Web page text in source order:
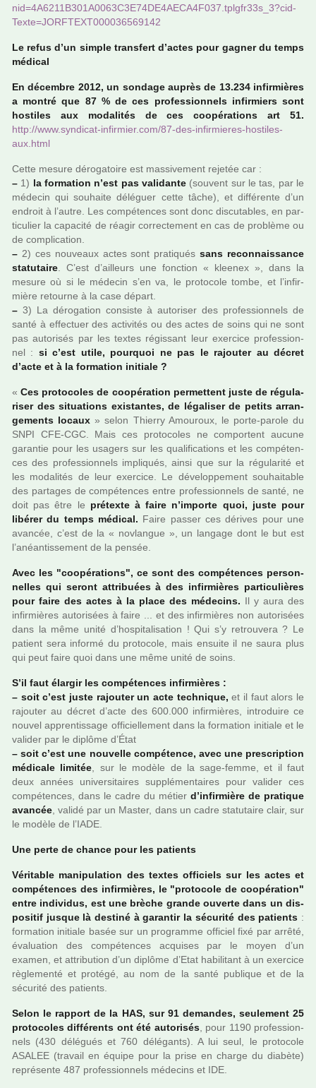
nid=4A6211B301A0063C3E74­DE4AE­CA4F037.tplg­fr33s_3?cid­
Texte=JORFTEXT000036569142
Le refus d’un simple trans­fert d’actes pour gagner du temps
médi­cal
En décem­bre 2012, un son­dage auprès de 13.234 infir­miè­res
a montré que 87 % de ces pro­fes­sion­nels infir­miers sont
hos­ti­les aux moda­li­tés de ces coo­pé­ra­tions art 51.
http://www.syn­di­cat-infir­mier.com/87-des-infir­mie­res-hos­ti­les-
aux.html
Cette mesure déro­ga­toire est mas­si­ve­ment reje­tée car :
– 1) la for­ma­tion n’est pas vali­dante (sou­vent sur le tas, par le
méde­cin qui sou­haite délé­guer cette tâche), et dif­fé­rente d’un
endroit à l’autre. Les com­pé­ten­ces sont donc dis­cu­ta­bles, en par­
ti­cu­lier la capa­cité de réagir cor­rec­te­ment en cas de pro­blème ou
de com­pli­ca­tion.
– 2) ces nou­veaux actes sont pra­ti­quéssans reconnais­sance
sta­tu­taire . C’est d’ailleurs une fonc­tion « klee­nex », dans la
mesure où si le méde­cin s’en va, le pro­to­cole tombe, et l’infir­
mière retourne à la case départ.
– 3) La déro­ga­tion consiste à auto­ri­ser des pro­fes­sion­nels de
santé à effec­tuer des acti­vi­tés ou des actes de soins qui ne sont
pas auto­ri­sés par les textes régis­sant leur exer­cice pro­fes­sion­
nel : si c’est utile, pour­quoi ne pas le rajou­ter au décret
d’acte et à la for­ma­tion ini­tiale ?
«Ces pro­to­co­les de coo­pé­ra­tion per­met­tent juste de régu­la­
ri­ser des situa­tions exis­tan­tes, de léga­li­ser de petits arran­
ge­ments locaux » selon Thierry Amouroux, le porte-parole du
SNPI CFE-CGC. Mais ces pro­to­co­les ne com­por­tent aucune
garan­tie pour les usa­gers sur les qua­li­fi­ca­tions et les com­pé­ten­
ces des pro­fes­sion­nels impli­qués, ainsi que sur la régu­la­rité et
les moda­li­tés de leur exer­cice. Le déve­lop­pe­ment sou­hai­ta­ble
des par­ta­ges de com­pé­ten­ces entre pro­fes­sion­nels de santé, ne
doit pas être le pré­texte à faire n’importe quoi, juste pour
libé­rer du temps médi­cal. Faire passer ces déri­ves pour une
avan­cée, c’est de la « nov­lan­gue », un lan­gage dont le but est
l’anéan­tis­se­ment de la pensée.
Avec les "coo­pé­ra­tions", ce sont des com­pé­ten­ces per­son­
nel­les qui seront attri­buées à des infir­miè­res par­ti­cu­liè­res
pour faire des actes à la place des méde­cins. Il y aura des
infir­miè­res auto­ri­sées à faire ... et des infir­miè­res non auto­ri­sées
dans la même unité d’hos­pi­ta­li­sa­tion ! Qui s’y retrou­vera ? Le
patient sera informé du pro­to­cole, mais ensuite il ne saura plus
qui peut faire quoi dans une même unité de soins.
S’il faut élargir les com­pé­ten­ces infir­miè­res :
– soit c’est juste rajou­ter un acte tech­ni­que,et il faut alors le
rajou­ter au décret d’acte des 600.000 infir­miè­res, intro­duire ce
nouvel appren­tis­sage offi­ciel­le­ment dans la for­ma­tion ini­tiale et le
vali­der par le diplôme d’État
– soit c’est une nou­velle com­pé­tence, avec une pres­crip­tion
médi­cale limi­tée , sur le modèle de la sage-femme, et il faut
deux années uni­ver­si­tai­res sup­plé­men­tai­res pour vali­der ces
com­pé­ten­ces, dans le cadre du métier d’infir­mière de pra­ti­que
avan­cée , validé par un Master, dans un cadre sta­tu­taire clair, sur
le modèle de l’IADE.
Une perte de chance pour les patients
Véritable mani­pu­la­tion des textes offi­ciels sur les actes et
com­pé­ten­ces des infir­miè­res, le "pro­to­cole de coo­pé­ra­tion"
entre indi­vi­dus, est une brèche grande ouverte dans un dis­
po­si­tif jusque là des­tiné à garan­tir la sécu­rité des patients :
for­ma­tion ini­tiale basée sur un pro­gramme offi­ciel fixé par arrêté,
évaluation des com­pé­ten­ces acqui­ses par le moyen d’un
examen, et attri­bu­tion d’un diplôme d’Etat habi­li­tant à un exer­cice
règle­menté et pro­tégé, au nom de la santé publi­que et de la
sécu­rité des patients.
Selon le rap­port de la HAS, sur 91 deman­des, seu­le­ment 25
pro­to­co­les dif­fé­rents ont été auto­ri­sés, pour 1190 pro­fes­sion­
nels (430 délé­gués et 760 délé­gants). A lui seul, le pro­to­cole
ASALEE (tra­vail en équipe pour la prise en charge du dia­bète)
repré­sente 487 pro­fes­sion­nels méde­cins et IDE.